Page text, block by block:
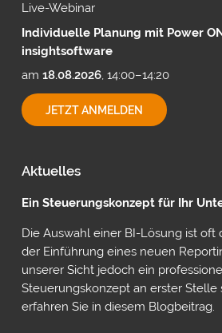
Live-Webinar
Individuelle Planung mit Power
insightsoftware
am 18.08.2026, 14:00–14:20
JETZT ANMELDENINDIVIDUELLE
PLANUNG
Aktuelles
Ein Steuerungskonzept für Ihr
Die Auswahl einer BI-Lösung ist oft
der Einführung eines neuen
unserer Sicht jedoch ein
Steuerungskonzept an erster Stelle
erfahren Sie in diesem Blogbeitrag.